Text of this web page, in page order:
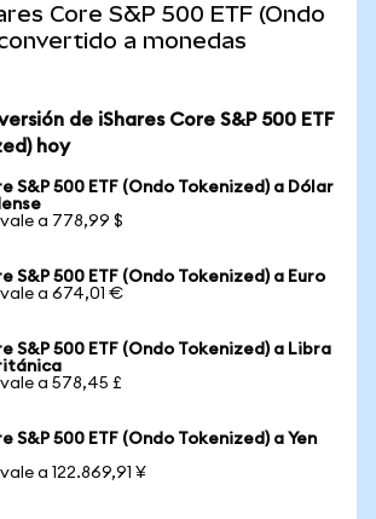
Core S&P 500 ETF (Ondo
a monedas
de iShares Core S&P 500 ETF
hoy
S&P 500 ETF (Ondo Tokenized) a Dólar
a 778,99 $
S&P 500 ETF (Ondo Tokenized) a Euro
a 674,01 €
S&P 500 ETF (Ondo Tokenized) a Libra
a 578,45 £
S&P 500 ETF (Ondo Tokenized) a Yen
a 122.869,91 ¥